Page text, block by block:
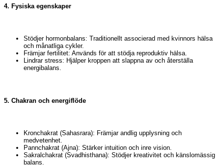
4. Fysiska egenskaper
Stödjer hormonbalans: Traditionellt associerad med kvinnors hälsa
och månatliga cykler.
Främjar fertilitet: Används för att stödja reproduktiv hälsa.
Lindrar stress: Hjälper kroppen att slappna av och återställa
energibalans.
5. Chakran och energiflöde
Kronchakrat (Sahasrara): Främjar andlig upplysning och
medvetenhet.
Pannchakrat (Ajna): Stärker intuition och inre vision.
Sakralchakrat (Svadhisthana): Stödjer kreativitet och känslomässig
balans.